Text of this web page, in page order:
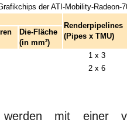
der ATI-Mobility-Radeon-
Renderpipelines
(Pipes x TMU)
Die-Fläche
(in mm²)
1 x 3
2 x 6
werden mit einer